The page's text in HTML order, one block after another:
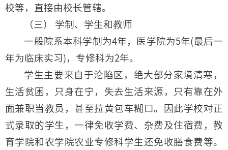
校等，直接由校长管辖。
（三） 学制、学生和教师
一般院系本科学制为4年，医学院为5年(最后一
年为临床实习)，专修科为2年。
学生主要来自于沦陷区，绝大部分家境清寒，
生活贫困，只身在宁，失去生活来源，只有靠在外
面兼职当教员，甚至拉黄包车糊口。因此学校对正
式录取的学生，一律免收学费、杂费及住宿费，教
育学院和农学院农业专修科学生还免收膳食费等。